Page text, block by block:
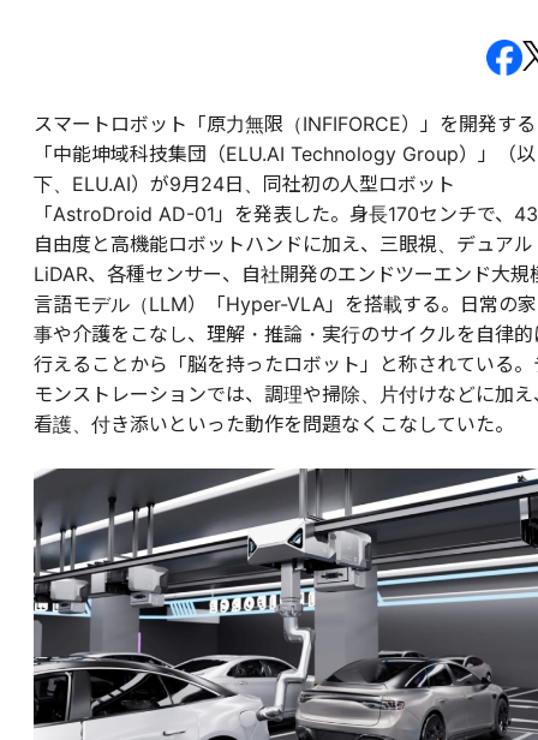
スマートロボット「原力無限（INFIFORCE）」を開発する
「中能坤域科技集団（ELU.AI Technology Group）」（以
下、ELU.AI）が9月24日、同社初の人型ロボット
「AstroDroid AD-01」を発表した。身長170センチで、43
自由度と高機能ロボットハンドに加え、三眼視、デュアル
LiDAR、各種センサー、自社開発のエンドツーエンド大規
言語モデル（LLM）「Hyper-VLA」を搭載する。日常の家
事や介護をこなし、理解・推論・実行のサイクルを自律的
行えることから「脳を持ったロボット」と称されている。
モンストレーションでは、調理や掃除、片付けなどに加え
看護、付き添いといった動作を問題なくこなしていた。